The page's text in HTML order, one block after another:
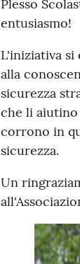
Plesso
entusiasmo!
L'iniziativa
alla
sicurezza
che li aiutino
corrono in
sicurezza.
Un